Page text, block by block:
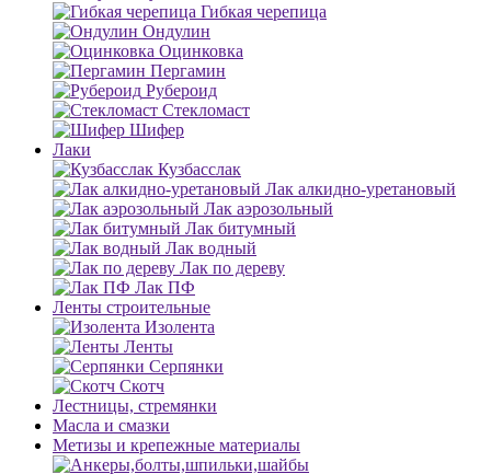
Гибкая черепица
Ондулин
Оцинковка
Пергамин
Рубероид
Стекломаст
Шифер
Лаки
Кузбасслак
Лак алкидно-уретановый
Лак аэрозольный
Лак битумный
Лак водный
Лак по дереву
Лак ПФ
Ленты строительные
Изолента
Ленты
Серпянки
Скотч
Лестницы, стремянки
Масла и смазки
Метизы и крепежные материалы